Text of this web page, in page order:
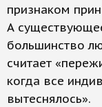
признаком
А
большинство
считает
когда все
вытеснялось».